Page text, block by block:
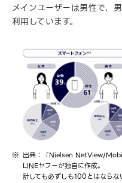
メインユーザーは男性で、
利用しています。
出典：「Nielsen NetView/
LINEヤフーが独自に作成。
小
計しても必ずしも100とはならな